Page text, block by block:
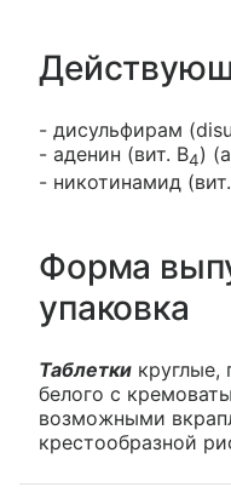
- дисульфирам
- аденин (вит. В4)
- никотинамид
Форма
упаковка
Таблетки круглые,
белого с
возможными
крестообразной